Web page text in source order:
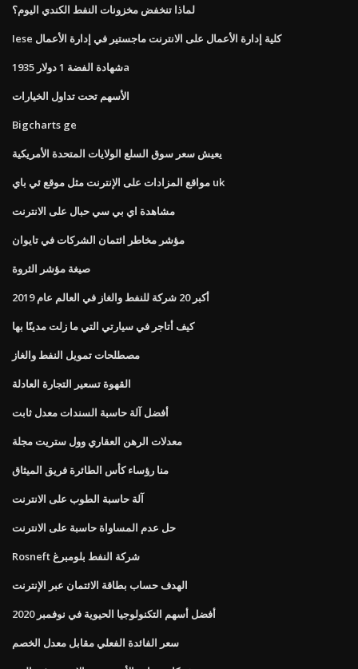
لماذا تنخفض مخزونات النفط الكندي اليوم؟
Iese كلية إدارة الأعمال على الانترنت ماجستير في إدارة الأعمال
شهادة الفضة 1 دولار 1935a
الأسهم تحت تداول الخيارات
Bigcharts ge
يعيش سعر سوق السلع الولايات المتحدة الأمريكية
مواقع المزادات على الإنترنت مثل موقع ئي باي uk
مشاهدة اي بي سي حبال على الانترنت
مؤشر مخاطر ائتمان الشركات في تايوان
صيغة مؤشر الثروة
أكبر 20 شركة للنفط والغاز في العالم عام 2019
كيف أتاجر في سيارتي التي ما زلت مدينًا بها
مصطلحات تمويل النفط والغاز
القهوة تسعير التجارة العادلة
أفضل آلة حاسبة السندات معدل ثابت
معدلات الرهن العقاري وول ستريت مجلة
منا رؤساء كأس الطائرة فريق الميثاق
آلة حاسبة الطوب على الانترنت
حل عدم المساواة حاسبة على الانترنت
Rosneft شركة النفط بلومبرغ
الهدف حساب بطاقة الائتمان عبر الإنترنت
أفضل أسهم التكنولوجيا الحيوية في نوفمبر 2020
سعر الفائدة الفعلي مقابل معدل الخصم